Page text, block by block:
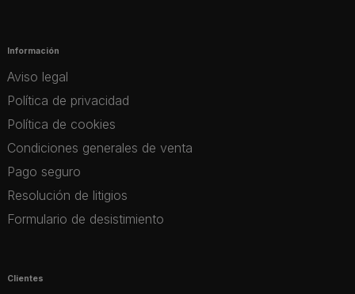
Información
Aviso legal
Política de privacidad
Política de cookies
Condiciones generales de venta
Pago seguro
Resolución de litigios
Formulario de desistimiento
Clientes